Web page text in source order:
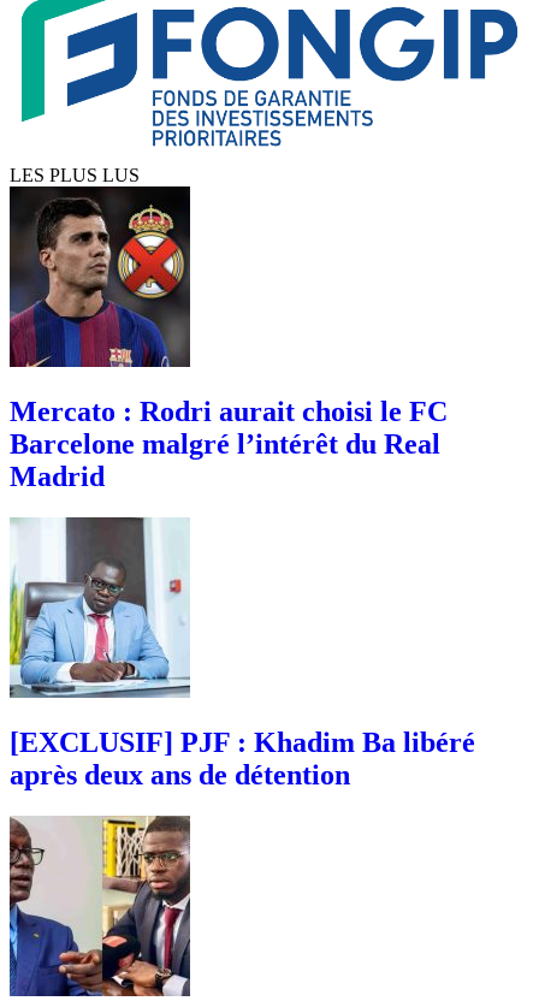
LES PLUS LUS
Mercato : Rodri aurait choisi le FC
Barcelone malgré l’intérêt du Real
Madrid
[EXCLUSIF] PJF : Khadim Ba libéré
après deux ans de détention